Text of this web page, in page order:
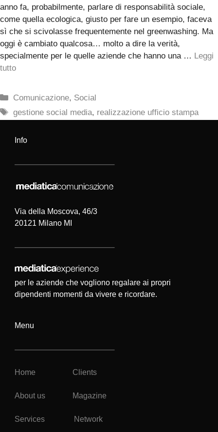
anno fa, probabilmente, parlare di responsabilità sociale,
come quella ecologica, giusto per fare un esempio, faceva
sì che si scivolasse frequentemente nel greenwashing. Ma
oggi è cambiato qualcosa… molto a dire la verità,
specialmente per le quelle aziende che hanno una … Leggi
tutto
Categorie
Comunicazione, Social
Tag
gestione social media, realizzazione ufficio stampa
Info
Via della Moscova, 46/3
20121 Milano MI
per le aziende che vogliono regalare ai propri
dipendenti momenti da vivere e ricordare.
Menu
Home Clients
About us Magazine
Services Network